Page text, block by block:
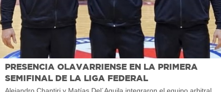
PRESENCIA OLAVARRIENSE EN LA PRIMERA
SEMIFINAL DE LA LIGA FEDERAL